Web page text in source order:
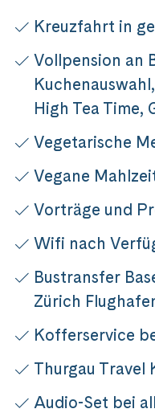
Kreuzfahrt in
Vollpension an
High Tea Time,
Vegetarische
Vegane
Vorträge und
Wifi nach
Bustransfer
Zürich
Kofferservice
Thurgau Travel
Audio-Set bei